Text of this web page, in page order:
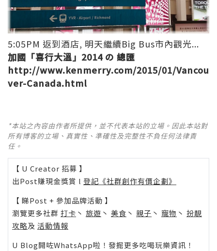
5:05PM 返到酒店, 明天繼續Big Bus市內觀光...
加國「喜行大溫」2014 の 總匯
http://www.kenmerry.com/2015/01/Vancou
ver-Canada.html
*本站之內容由作者所提供，並不代表本站的立場。因此本站對
所有博客的立場、真實性、準確性及完整性不負任何法律責
任。
【 U Creator 招募 】
出Post賺現金獎賞 l 登記《社群創作有價企劃》
【 睇Post + 參加品牌活動 】
瀏覽更多社群 打卡 丶 旅遊 丶 美食 丶 親子 丶 寵物 丶 扮靚
攻略及 活動情報
U Blog開咗WhatsApp啦！發掘更多吃喝玩樂資訊！